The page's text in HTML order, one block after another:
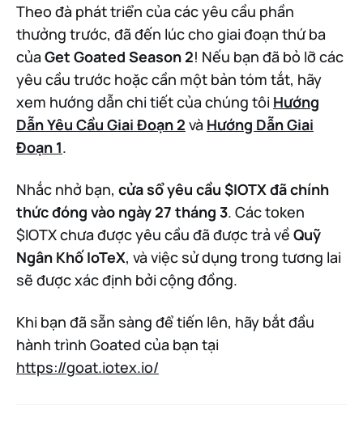
Theo đà phát triển của các yêu cầu phần
thưởng trước, đã đến lúc cho giai đoạn thứ ba
của Get Goated Season 2! Nếu bạn đã bỏ lỡ các
yêu cầu trước hoặc cần một bản tóm tắt, hãy
xem hướng dẫn chi tiết của chúng tôi Hướng
Dẫn Yêu Cầu Giai Đoạn 2 và Hướng Dẫn Giai
Đoạn 1.
Nhắc nhở bạn, cửa sổ yêu cầu $IOTX đã chính
thức đóng vào ngày 27 tháng 3. Các token
$IOTX chưa được yêu cầu đã được trả về Quỹ
Ngân Khố IoTeX, và việc sử dụng trong tương lai
sẽ được xác định bởi cộng đồng.
Khi bạn đã sẵn sàng để tiến lên, hãy bắt đầu
hành trình Goated của bạn tại
https://goat.iotex.io/